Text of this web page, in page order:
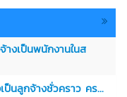
างเป็นพนักงานในส
ป็นลูกจ้างชั่วคราว คร...